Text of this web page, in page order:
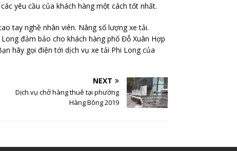
yêu cầu của khách hàng một cách tốt nhất.
tay nghề nhân viên. Nâng số lượng xe tải.
đảm bảo cho khách hàng phố Đỗ Xuân Hợp
hãy gọi điện tới dịch vụ xe tải Phi Long của
NEXT
Dịch vụ chở hàng thuê tại phường
Hàng Bông 2019